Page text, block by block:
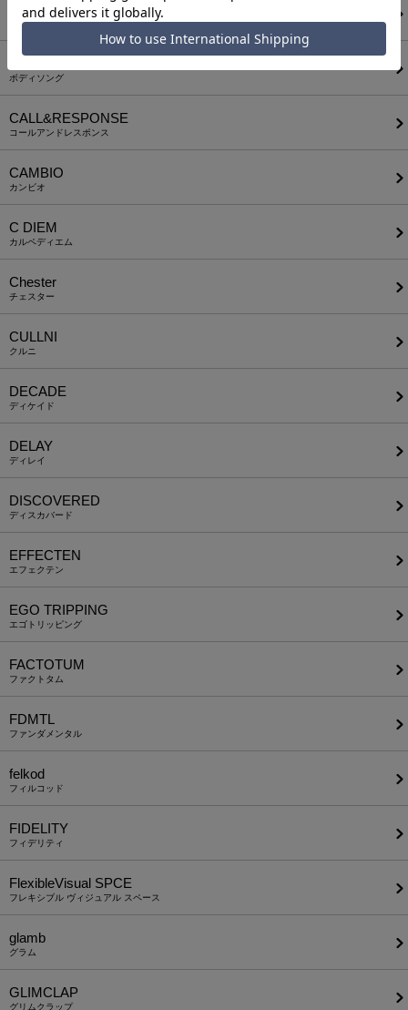
AUI NITE
アウィナイト
ボディソング
CALL&RESPONSE
コールアンドレスポンス
CAMBIO
カンビオ
C DIEM
カルペディエム
Chester
チェスター
CULLNI
クルニ
DECADE
ディケイド
DELAY
ディレイ
DISCOVERED
ディスカバード
EFFECTEN
エフェクテン
EGO TRIPPING
エゴトリッピング
FACTOTUM
ファクトタム
FDMTL
ファンダメンタル
felkod
フィルコッド
FIDELITY
フィデリティ
FlexibleVisual SPCE
フレキシブル ヴィジュアル スペース
glamb
グラム
GLIMCLAP
グリムクラップ